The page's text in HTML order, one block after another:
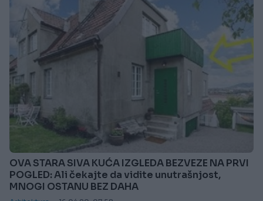
OVA STARA SIVA KUĆA IZGLEDA BEZVEZE NA PRVI
POGLED: Ali čekajte da vidite unutrašnjost,
MNOGI OSTANU BEZ DAHA